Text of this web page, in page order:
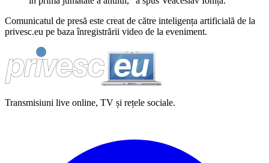
Comunicatul de presă este creat de către inteligența artificială de la
privesc.eu pe baza înregistrării video de la eveniment.
Transmisiuni live online, TV și rețele sociale.